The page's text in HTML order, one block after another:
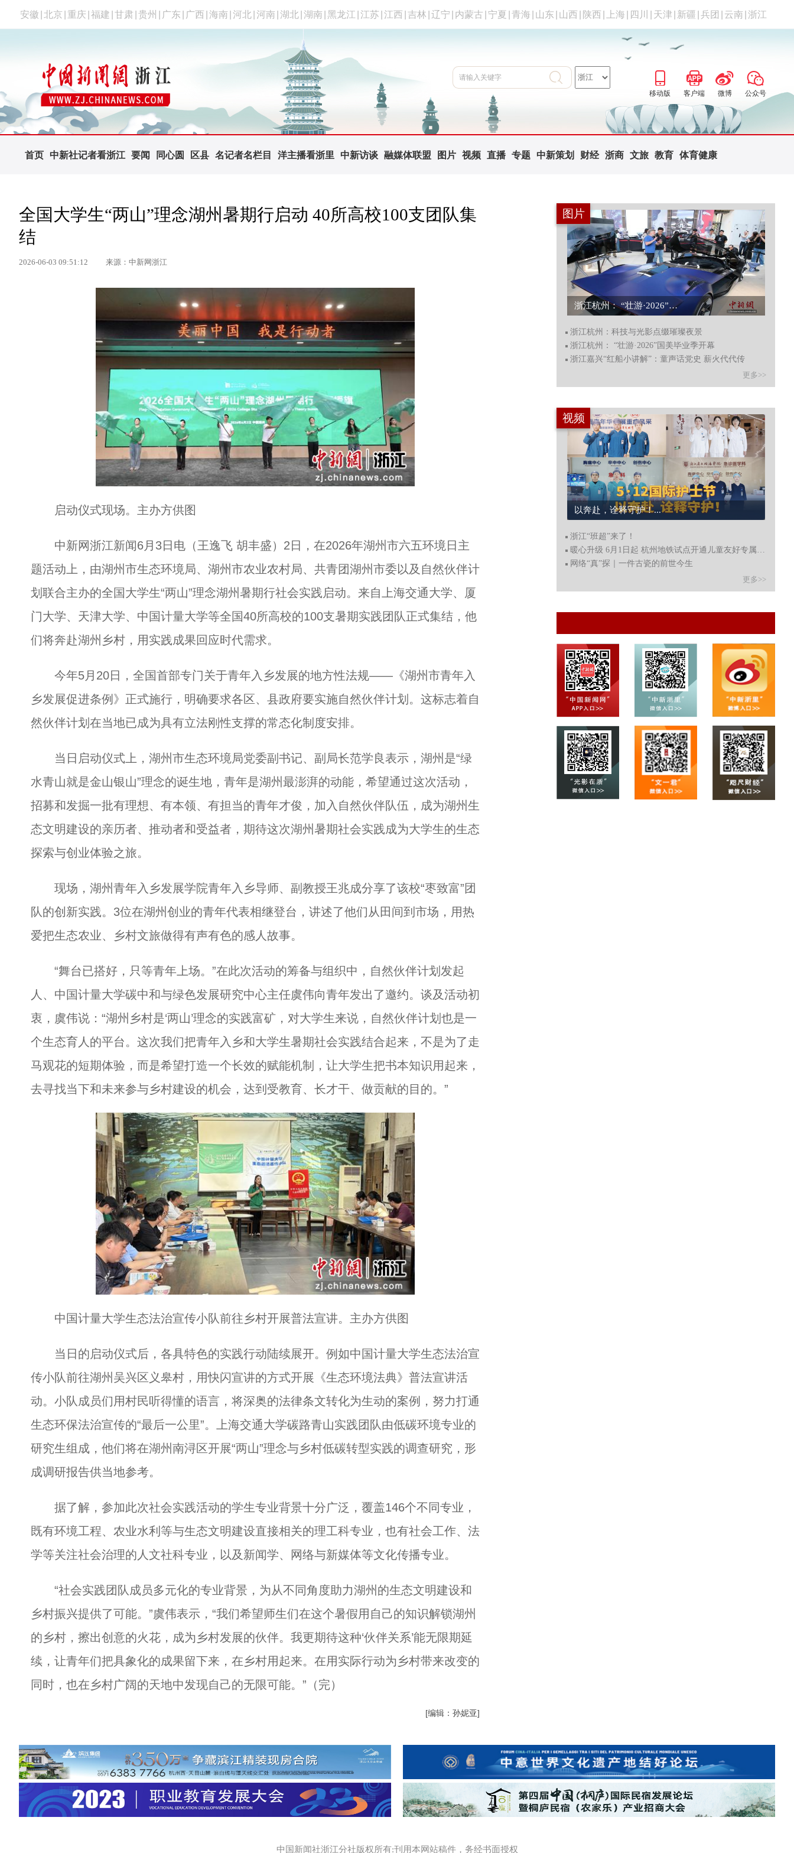
安徽 北京 重庆 福建 甘肃 贵州 广东 广西 海南 河北 河南 湖北 湖南 黑龙江 江苏 江西 吉林 辽宁 内蒙古 宁夏 青海 山东 山西 陕西 上海 四川 天津 新疆 兵团 云南 浙江
移动版 客户端 微博 公众号
首页 中新社记者看浙江 要闻 同心圆 区县 名记者名栏目 洋主播看浙里 中新访谈 融媒体联盟 图片 视频 直播 专题 中新策划 财经 浙商 文旅 教育 体育健康
全国大学生“两山”理念湖州暑期行启动 40所高校100支团队集
结
2026-06-03 09:51:12 来源：中新网浙江
启动仪式现场。主办方供图
中新网浙江新闻6月3日电（王逸飞 胡丰盛）2日，在2026年湖州市六五环境日主
题活动上，由湖州市生态环境局、湖州市农业农村局、共青团湖州市委以及自然伙伴计
划联合主办的全国大学生“两山”理念湖州暑期行社会实践启动。来自上海交通大学、厦
门大学、天津大学、中国计量大学等全国40所高校的100支暑期实践团队正式集结，他
们将奔赴湖州乡村，用实践成果回应时代需求。
今年5月20日，全国首部专门关于青年入乡发展的地方性法规——《湖州市青年入
乡发展促进条例》正式施行，明确要求各区、县政府要实施自然伙伴计划。这标志着自
然伙伴计划在当地已成为具有立法刚性支撑的常态化制度安排。
当日启动仪式上，湖州市生态环境局党委副书记、副局长范学良表示，湖州是“绿
水青山就是金山银山”理念的诞生地，青年是湖州最澎湃的动能，希望通过这次活动，
招募和发掘一批有理想、有本领、有担当的青年才俊，加入自然伙伴队伍，成为湖州生
态文明建设的亲历者、推动者和受益者，期待这次湖州暑期社会实践成为大学生的生态
探索与创业体验之旅。
现场，湖州青年入乡发展学院青年入乡导师、副教授王兆成分享了该校“枣致富”团
队的创新实践。3位在湖州创业的青年代表相继登台，讲述了他们从田间到市场，用热
爱把生态农业、乡村文旅做得有声有色的感人故事。
“舞台已搭好，只等青年上场。”在此次活动的筹备与组织中，自然伙伴计划发起
人、中国计量大学碳中和与绿色发展研究中心主任虞伟向青年发出了邀约。谈及活动初
衷，虞伟说：“湖州乡村是‘两山’理念的实践富矿，对大学生来说，自然伙伴计划也是一
个生态育人的平台。这次我们把青年入乡和大学生暑期社会实践结合起来，不是为了走
马观花的短期体验，而是希望打造一个长效的赋能机制，让大学生把书本知识用起来，
去寻找当下和未来参与乡村建设的机会，达到受教育、长才干、做贡献的目的。”
中国计量大学生态法治宣传小队前往乡村开展普法宣讲。主办方供图
当日的启动仪式后，各具特色的实践行动陆续展开。例如中国计量大学生态法治宣
传小队前往湖州吴兴区义皋村，用快闪宣讲的方式开展《生态环境法典》普法宣讲活
动。小队成员们用村民听得懂的语言，将深奥的法律条文转化为生动的案例，努力打通
生态环保法治宣传的“最后一公里”。上海交通大学碳路青山实践团队由低碳环境专业的
研究生组成，他们将在湖州南浔区开展“两山”理念与乡村低碳转型实践的调查研究，形
成调研报告供当地参考。
据了解，参加此次社会实践活动的学生专业背景十分广泛，覆盖146个不同专业，
既有环境工程、农业水利等与生态文明建设直接相关的理工科专业，也有社会工作、法
学等关注社会治理的人文社科专业，以及新闻学、网络与新媒体等文化传播专业。
“社会实践团队成员多元化的专业背景，为从不同角度助力湖州的生态文明建设和
乡村振兴提供了可能。”虞伟表示，“我们希望师生们在这个暑假用自己的知识解锁湖州
的乡村，擦出创意的火花，成为乡村发展的伙伴。我更期待这种‘伙伴关系’能无限期延
续，让青年们把具象化的成果留下来，在乡村用起来。在用实际行动为乡村带来改变的
同时，也在乡村广阔的天地中发现自己的无限可能。”（完）
[编辑：孙妮亚]
图片
浙江杭州：科技与光影点缀璀璨夜景...
浙江杭州：科技与光影点缀璀璨夜景
浙江杭州： “壮游·2026”国美毕业季开幕
浙江嘉兴“红船小讲解”：童声话党史 薪火代代传
更多>>
视频
中欧港航业代表共话绿色航运走廊建设...
浙江“班超”来了！
暖心升级 6月1日起 杭州地铁试点开通儿童友好专属“彩虹通
网络“真”探｜一件古瓷的前世今生
更多>>
中国新闻社浙江分社版权所有:刊用本网站稿件，务经书面授权